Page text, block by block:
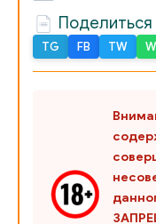
Поделиться
TG FB TW